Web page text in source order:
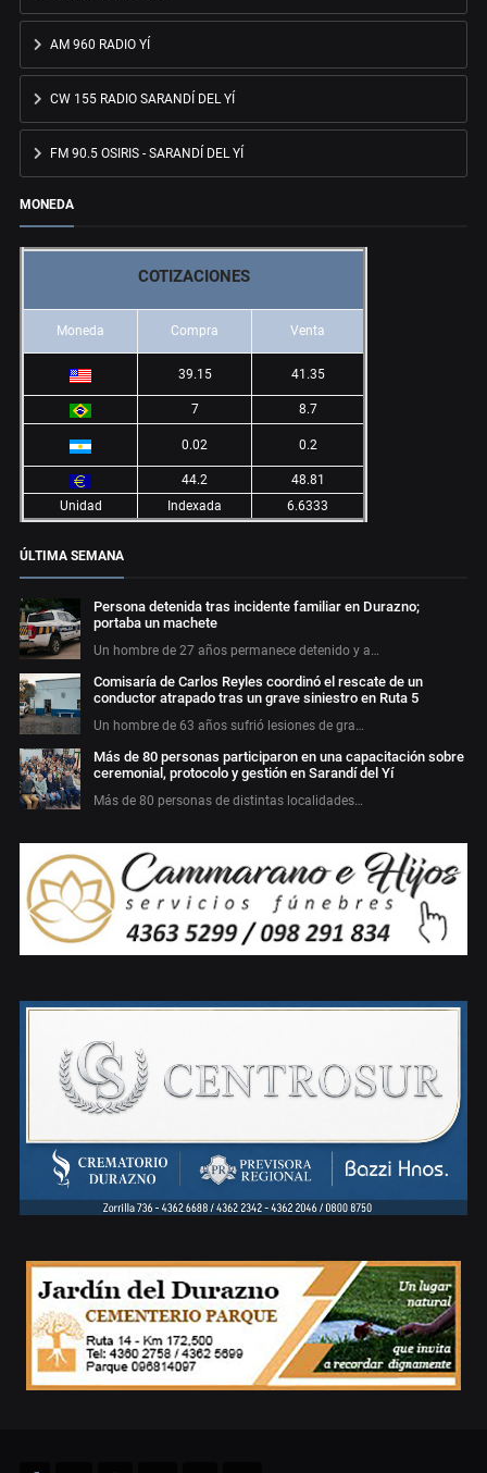
AM 960 RADIO YÍ
CW 155 RADIO SARANDÍ DEL YÍ
FM 90.5 OSIRIS - SARANDÍ DEL YÍ
MONEDA
COTIZACIONES
Moneda Compra Venta
39.15 41.35
7 8.7
0.02 0.2
44.2
48.81
Unidad
Indexada 6.6333
ÚLTIMA SEMANA
Persona detenida tras incidente familiar en Durazno;
portaba un machete
Un hombre de 27 años permanece detenido y a…
Comisaría de Carlos Reyles coordinó el rescate de un
conductor atrapado tras un grave siniestro en Ruta 5
Un hombre de 63 años sufrió lesiones de gra…
Más de 80 personas participaron en una capacitación sobre
ceremonial, protocolo y gestión en Sarandí del Yí
Más de 80 personas de distintas localidades…